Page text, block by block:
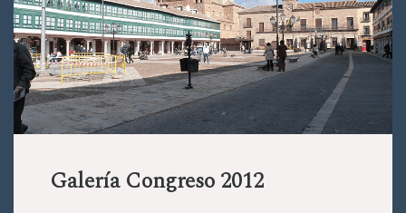
Galería Congreso 2012